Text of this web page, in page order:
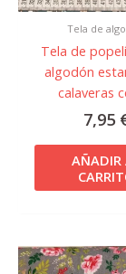
Tela de
Tela de
algodón
calaveras
7,95
AÑADIR